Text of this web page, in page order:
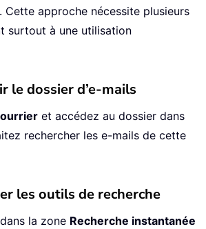
Cette approche nécessite plusieurs
surtout à une utilisation
le dossier d’e-mails
et accédez au dossier dans
rechercher les e-mails de cette
les outils de recherche
la zone Recherche instantanée